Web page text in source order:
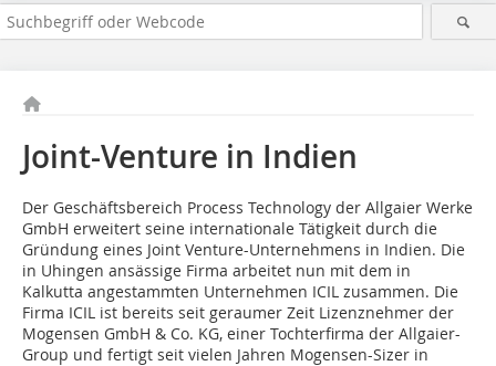
Joint-Venture in Indien
Der Geschäftsbereich Process Technology der Allgaier Werke
GmbH erweitert seine internationale Tätigkeit durch die
Gründung eines Joint Venture-Unternehmens in Indien. Die
in Uhingen ansässige Firma arbeitet nun mit dem in
Kalkutta angestammten Unternehmen ICIL zusammen. Die
Firma ICIL ist bereits seit geraumer Zeit Lizenznehmer der
Mogensen GmbH & Co. KG, einer Tochterfirma der ­Allgaier-
Group und fertigt seit vielen Jahren Mogensen-­Sizer in